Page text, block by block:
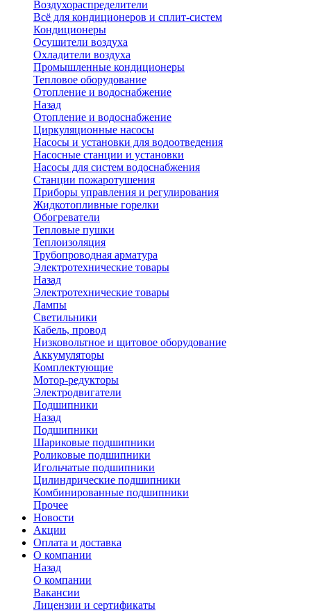
Воздухораспределители
Всё для кондиционеров и сплит-систем
Кондиционеры
Осушители воздуха
Охладители воздуха
Промышленные кондиционеры
Тепловое оборудование
Отопление и водоснабжение
Назад
Отопление и водоснабжение
Циркуляционные насосы
Насосы и установки для водоотведения
Насосные станции и установки
Насосы для систем водоснабжения
Станции пожаротушения
Приборы управления и регулирования
Жидкотопливные горелки
Обогреватели
Тепловые пушки
Теплоизоляция
Трубопроводная арматура
Электротехнические товары
Назад
Электротехнические товары
Лампы
Светильники
Кабель, провод
Низковольтное и щитовое оборудование
Аккумуляторы
Комплектующие
Мотор-редукторы
Электродвигатели
Подшипники
Назад
Подшипники
Шариковые подшипники
Роликовые подшипники
Игольчатые подшипники
Цилиндрические подшипники
Комбинированные подшипники
Прочее
Новости
Акции
Оплата и доставка
О компании
Назад
О компании
Вакансии
Лицензии и сертификаты